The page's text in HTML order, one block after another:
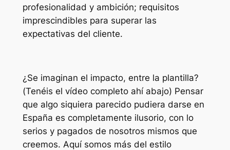
profesionalidad y ambición; requisitos
imprescindibles para superar las
expectativas del cliente.
¿Se imaginan el impacto, entre la plantilla?
(Tenéis el vídeo completo ahí abajo) Pensar
que algo siquiera parecido pudiera darse en
España es completamente ilusorio, con lo
serios y pagados de nosotros mismos que
creemos. Aquí somos más del estilo